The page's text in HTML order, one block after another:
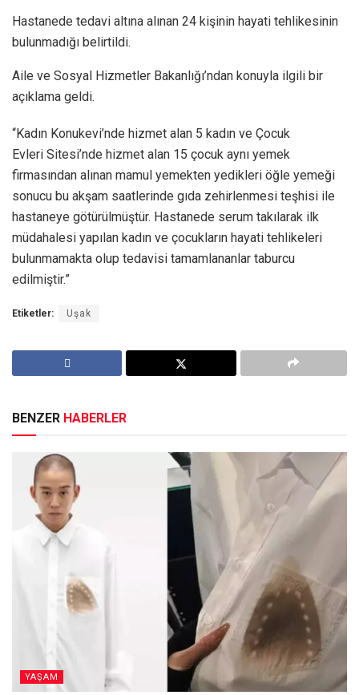
Hastanede tedavi altına alınan 24 kişinin hayati tehlikesinin
bulunmadığı belirtildi.
Aile ve Sosyal Hizmetler Bakanlığı’ndan konuyla ilgili bir
açıklama geldi.
“Kadın Konukevi’nde hizmet alan 5 kadın ve Çocuk
Evleri Sitesi’nde hizmet alan 15 çocuk aynı yemek
firmasından alınan mamul yemekten yedikleri öğle yemeği
sonucu bu akşam saatlerinde gıda zehirlenmesi teşhisi ile
hastaneye götürülmüştür. Hastanede serum takılarak ilk
müdahalesi yapılan kadın ve çocukların hayati tehlikeleri
bulunmamakta olup tedavisi tamamlananlar taburcu
edilmiştir.”
Etiketler: Uşak
BENZER HABERLER
YAŞAM